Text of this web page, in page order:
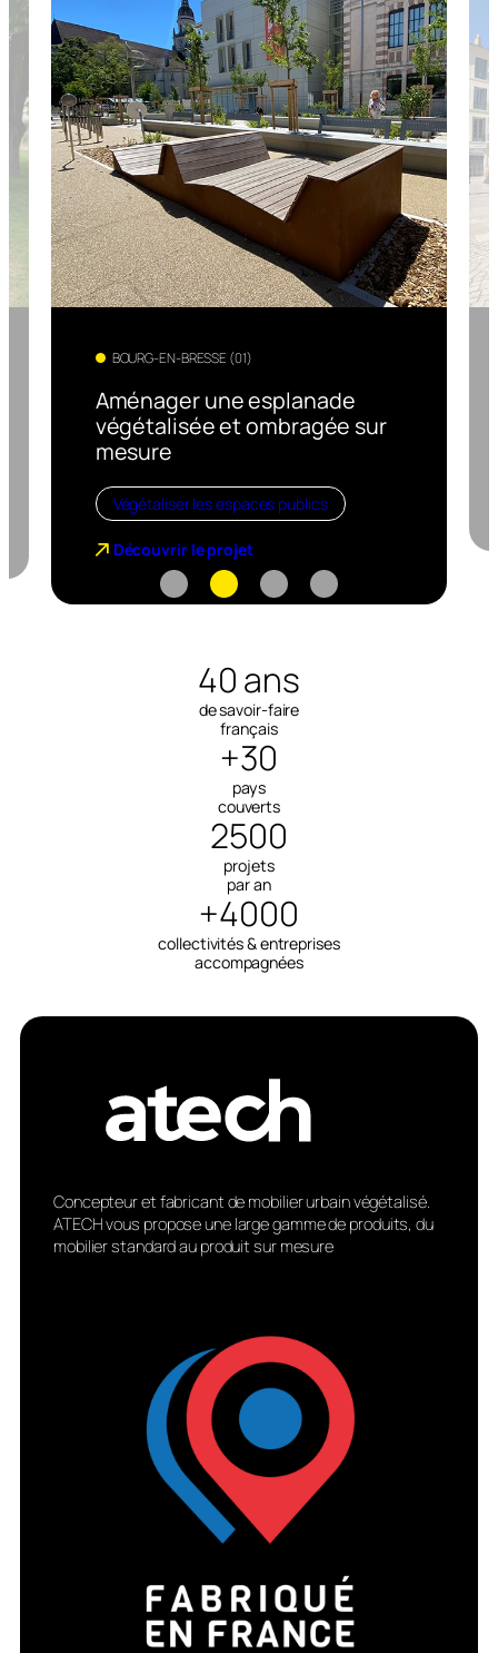
BOURG-EN-BRESSE (01)
Aménager une esplanade
végétalisée et ombragée sur
mesure
Végétaliser les espaces publics
Découvrir le projet
40 ans
de savoir-faire
français
+30
pays
couverts
2500
projets
par an
+4000
collectivités & entreprises
accompagnées
Concepteur et fabricant de mobilier urbain végétalisé.
ATECH vous propose une large gamme de produits, du
mobilier standard au produit sur mesure